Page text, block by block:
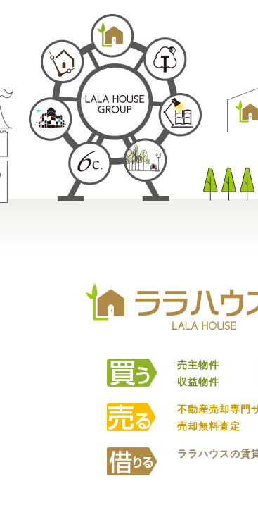
売主物件
収益物件
不動産売却専門
売却無料査定
ララハウスの賃